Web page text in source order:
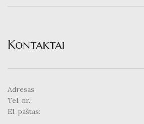
Kontaktai
Adresas
Tel. nr.:
El. paštas: